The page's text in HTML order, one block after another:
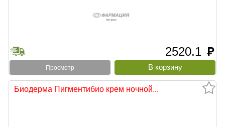
2520.1 руб
Просмотр
Биодерма Пигментибио крем ночной...